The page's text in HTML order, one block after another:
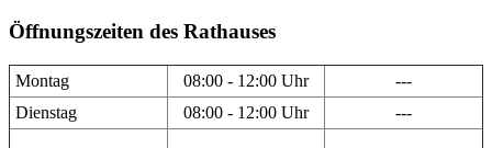
Öffnungszeiten des Rathauses
Montag 08:00 - 12:00 Uhr
---
Dienstag
08:00 - 12:00 Uhr ---